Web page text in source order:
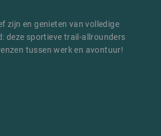
zijn en genieten van volledige
deze sportieve trail-allrounders
tussen werk en avontuur!